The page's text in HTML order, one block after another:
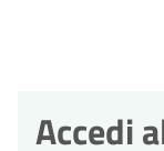
Accedi